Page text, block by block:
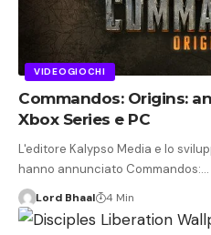
VIDEOGIOCHI
Commandos: Origins:
Xbox Series e PC
L'editore Kalypso Media e lo
hanno annunciato Commandos:…
Lord Bhaal 4 Min